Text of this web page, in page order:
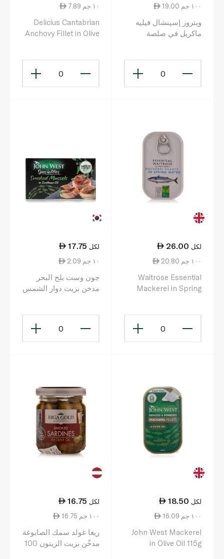
19.00 ١٠٠ جم
ويتروز إسينشال فيليه
ماكريل في صلصة
0
7.89 ١٠ جم
Delicius Cantabrian
Anchovy Fillet in Olive
0
26.00 لكل
20.80 ١٠٠ جم
Waitrose Essential
Mackerel in Spring
0
17.75 لكل
2.09 ١٠ جم
جون وست بلح البحر
مدخن بزيت دوار الشمس
0
18.50 لكل
16.09 ١٠٠ جم
John West Mackerel
in Olive Oil 115g
16.75 لكل
16.75 ١٠٠ جم
ريغا غولد سمك الصابوغة
مدخّن بزيت الزيتون 100